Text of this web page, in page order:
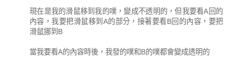
現在是我的滑鼠移到我的噗，變成不透明的，但我要看A回的
內容，我要把滑鼠移到A的部分，接著要看B回的內容，要把
滑鼠挪到B
當我要看A的內容時後，我發的噗和B的噗都會變成透明的